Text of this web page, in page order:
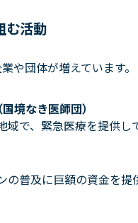
む活動
や団体が増えています。
なき医師団）
域で、緊急医療を提供
の普及に巨額の資金を